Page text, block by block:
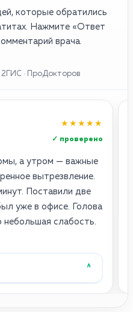
которые обратились
Нажмите «Ответ
врача.
2ГИС · ПроДокторов
★★★★★
✓ проверено
а утром — важные
вытрезвление.
Поставили две
уже в офисе. Голова
небольшая слабость.
˄